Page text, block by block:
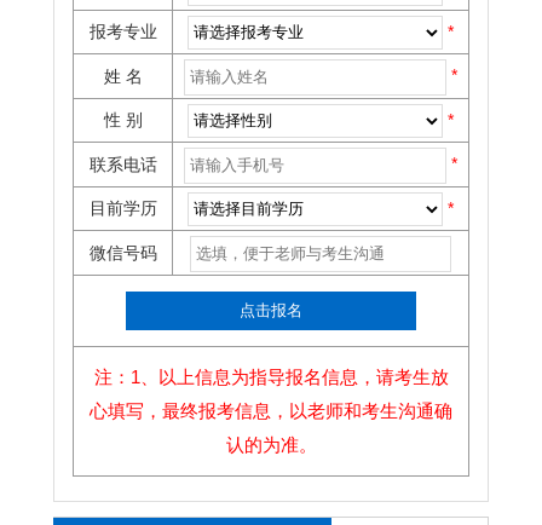
报考专业 *
姓 名 *
性 别 *
联系电话 *
目前学历 *
微信号码
点击报名
注：1、以上信息为指导报名信息，请考生放
心填写，最终报考信息，以老师和考生沟通确
认的为准。